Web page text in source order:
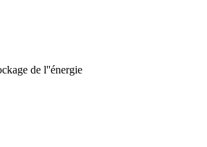
de l''énergie